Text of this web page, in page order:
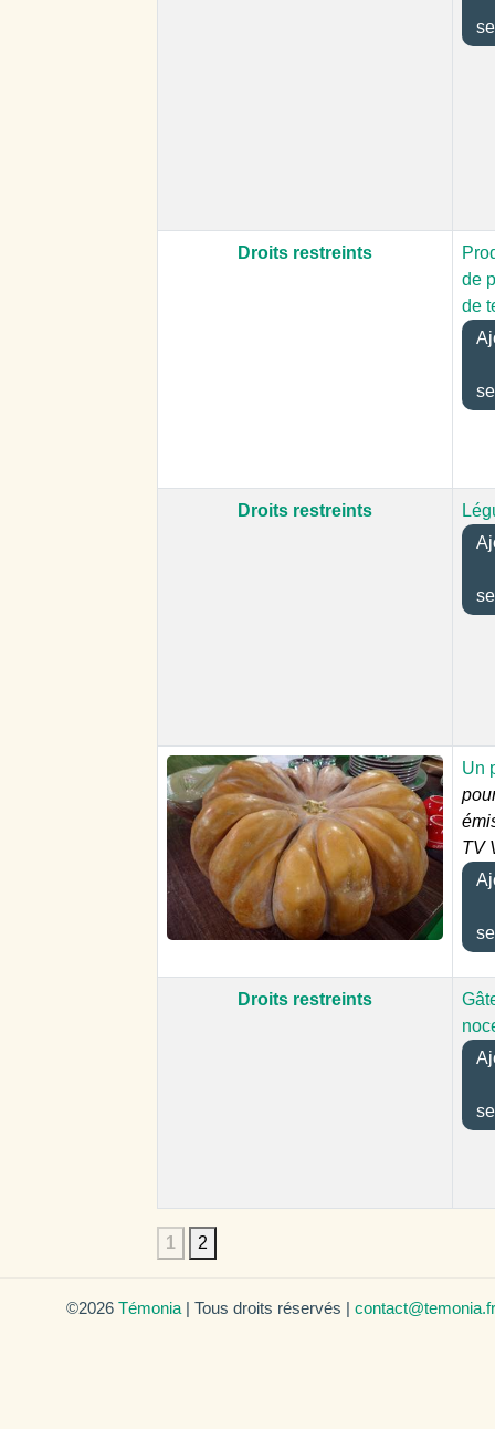
Droits restreints
de
de
Droits restreints
Un
TV
Droits restreints
1 2
©2026 Témonia | Tous droits réservés | contact@temonia.fr